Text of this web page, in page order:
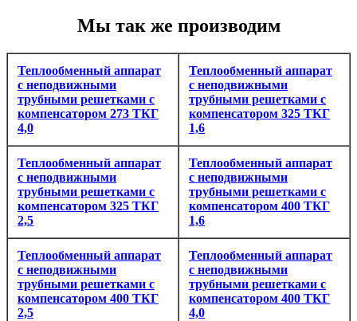
Мы так же производим
Теплообменный аппарат
с неподвижными
трубными решетками с
компенсатором 273 ТКГ
4,0
Теплообменный аппарат
с неподвижными
трубными решетками с
компенсатором 325 ТКГ
1,6
Теплообменный аппарат
с неподвижными
трубными решетками с
компенсатором 325 ТКГ
2,5
Теплообменный аппарат
с неподвижными
трубными решетками с
компенсатором 400 ТКГ
1,6
Теплообменный аппарат
с неподвижными
трубными решетками с
компенсатором 400 ТКГ
2,5
Теплообменный аппарат
с неподвижными
трубными решетками с
компенсатором 400 ТКГ
4,0